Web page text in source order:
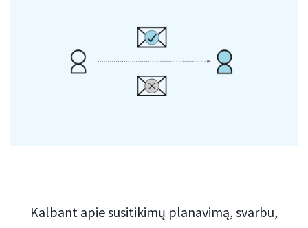
Kalbant apie susitikimų planavimą, svarbu,